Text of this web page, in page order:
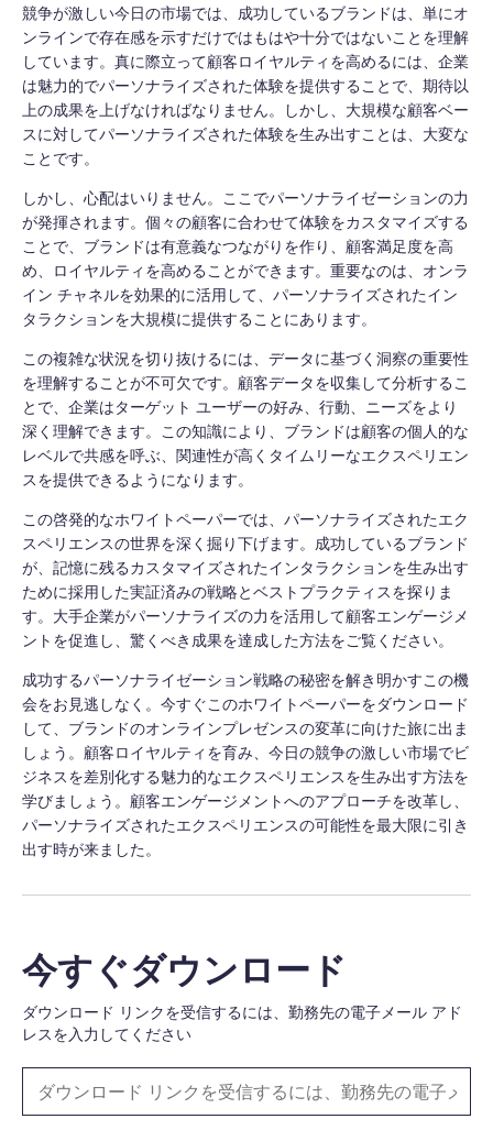
競争が激しい今日の市場では、成功しているブランドは、単にオ
ンラインで存在感を示すだけではもはや十分ではないことを理解
しています。真に際立って顧客ロイヤルティを高めるには、企業
は魅力的でパーソナライズされた体験を提供することで、期待以
上の成果を上げなければなりません。しかし、大規模な顧客ベー
スに対してパーソナライズされた体験を生み出すことは、大変な
ことです。
しかし、心配はいりません。ここでパーソナライゼーションの力
が発揮されます。個々の顧客に合わせて体験をカスタマイズする
ことで、ブランドは有意義なつながりを作り、顧客満足度を高
め、ロイヤルティを高めることができます。重要なのは、オンラ
イン チャネルを効果的に活用して、パーソナライズされたイン
タラクションを大規模に提供することにあります。
この複雑な状況を切り抜けるには、データに基づく洞察の重要性
を理解することが不可欠です。顧客データを収集して分析するこ
とで、企業はターゲット ユーザーの好み、行動、ニーズをより
深く理解できます。この知識により、ブランドは顧客の個人的な
レベルで共感を呼ぶ、関連性が高くタイムリーなエクスペリエン
スを提供できるようになります。
この啓発的なホワイトペーパーでは、パーソナライズされたエク
スペリエンスの世界を深く掘り下げます。成功しているブランド
が、記憶に残るカスタマイズされたインタラクションを生み出す
ために採用した実証済みの戦略とベストプラクティスを探りま
す。大手企業がパーソナライズの力を活用して顧客エンゲージメ
ントを促進し、驚くべき成果を達成した方法をご覧ください。
成功するパーソナライゼーション戦略の秘密を解き明かすこの機
会をお見逃しなく。今すぐこのホワイトペーパーをダウンロード
して、ブランドのオンラインプレゼンスの変革に向けた旅に出ま
しょう。顧客ロイヤルティを育み、今日の競争の激しい市場でビ
ジネスを差別化する魅力的なエクスペリエンスを生み出す方法を
学びましょう。顧客エンゲージメントへのアプローチを改革し、
パーソナライズされたエクスペリエンスの可能性を最大限に引き
出す時が来ました。
今すぐダウンロード
ダウンロード リンクを受信するには、勤務先の電子メール アド
レスを入力してください